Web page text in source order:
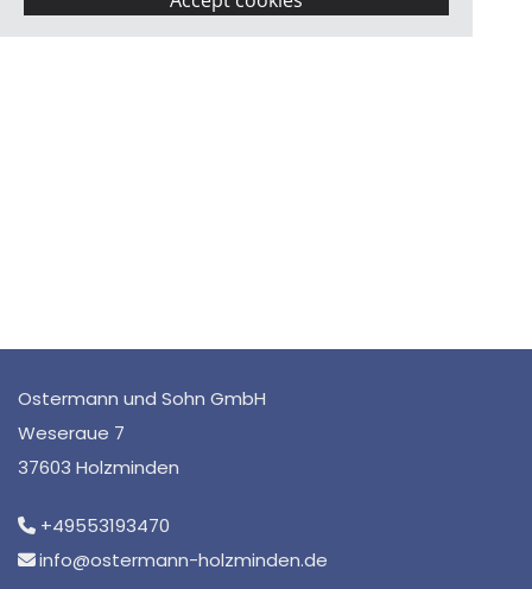
Ostermann und Sohn GmbH
Weseraue 7
37603 Holzminden
 +49553193470
 info@ostermann-holzminden.de